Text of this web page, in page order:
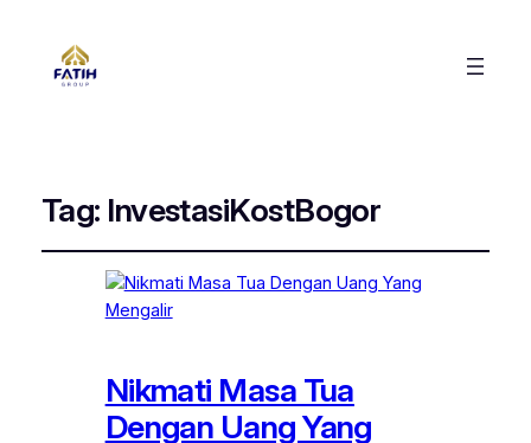
Tag: InvestasiKostBogor
Nikmati Masa Tua
Dengan Uang Yang